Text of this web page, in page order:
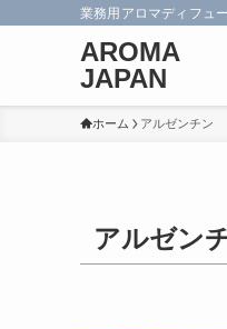
業務用アロマディフュ
AROMA
JAPAN
ホーム アルゼンチン
アルゼン